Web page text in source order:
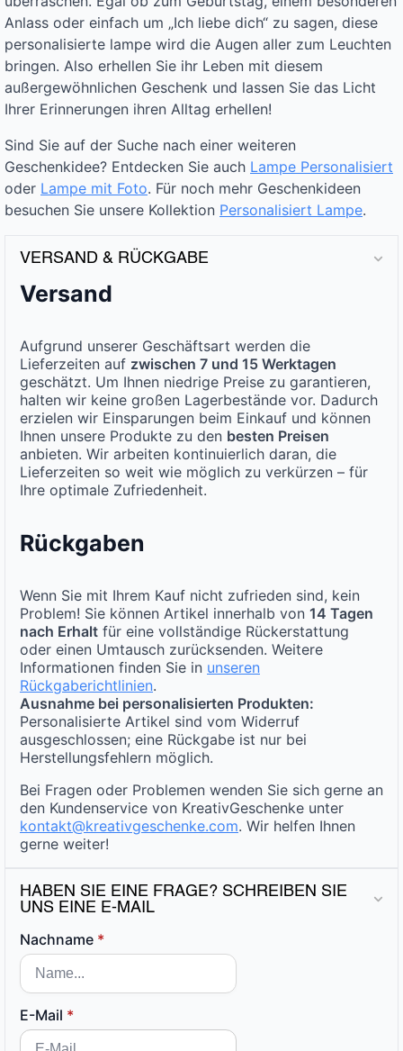
Anlass oder einfach um „Ich liebe dich“ zu sagen, diese
personalisierte lampe wird die Augen aller zum Leuchten
bringen. Also erhellen Sie ihr Leben mit diesem
außergewöhnlichen Geschenk und lassen Sie das Licht
Ihrer Erinnerungen ihren Alltag erhellen!
Sind Sie auf der Suche nach einer weiteren
Geschenkidee? Entdecken Sie auch Lampe Personalisiert
oder Lampe mit Foto. Für noch mehr Geschenkideen
besuchen Sie unsere Kollektion Personalisiert Lampe.
VERSAND & RÜCKGABE
Versand
Aufgrund unserer Geschäftsart werden die
Lieferzeiten auf zwischen 7 und 15 Werktagen
geschätzt. Um Ihnen niedrige Preise zu garantieren,
halten wir keine großen Lagerbestände vor. Dadurch
erzielen wir Einsparungen beim Einkauf und können
Ihnen unsere Produkte zu den besten Preisen
anbieten. Wir arbeiten kontinuierlich daran, die
Lieferzeiten so weit wie möglich zu verkürzen – für
Ihre optimale Zufriedenheit.
Rückgaben
Wenn Sie mit Ihrem Kauf nicht zufrieden sind, kein
Problem! Sie können Artikel innerhalb von 14 Tagen
nach Erhalt für eine vollständige Rückerstattung
oder einen Umtausch zurücksenden. Weitere
Informationen finden Sie in unseren
Rückgaberichtlinien.
Ausnahme bei personalisierten Produkten:
Personalisierte Artikel sind vom Widerruf
ausgeschlossen; eine Rückgabe ist nur bei
Herstellungsfehlern möglich.
Bei Fragen oder Problemen wenden Sie sich gerne an
den Kundenservice von KreativGeschenke unter
kontakt@kreativgeschenke.com. Wir helfen Ihnen
gerne weiter!
HABEN SIE EINE FRAGE? SCHREIBEN SIE
UNS EINE E-MAIL
Nachname *
E-Mail *